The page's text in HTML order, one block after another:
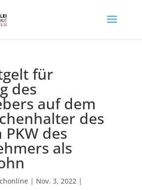
für
des
auf dem
des
des
als
| Nov. 3, 2022|